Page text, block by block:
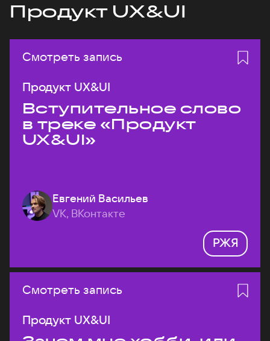
Продукт UX&UI
Смотреть запись
Продукт UX&UI
Вступительное слово
в треке «Продукт
UX&UI»
Евгений Васильев
VK, ВКонтакте
РЖЯ
Смотреть запись
Продукт UX&UI